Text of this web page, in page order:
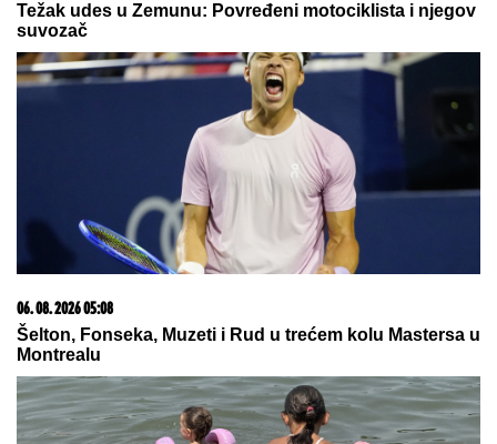
Težak udes u Zemunu: Povređeni motociklista i njegov
suvozač
06. 08. 2026 05:08
Šelton, Fonseka, Muzeti i Rud u trećem kolu Mastersa u
Montrealu